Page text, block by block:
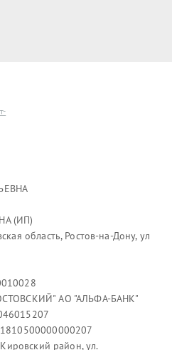
(ИП)
область, Ростов-на-Дону, ул
АО "АЛЬФА-БАНК"
район, ул.